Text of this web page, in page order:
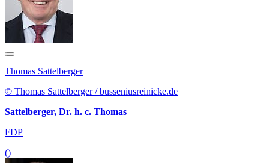
Thomas Sattelberger
© Thomas Sattelberger / busseniusreinicke.de
Sattelberger, Dr. h. c. Thomas
FDP
()